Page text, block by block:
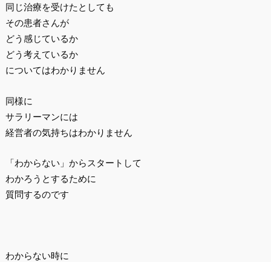
同じ治療を受けたとしても
その患者さんが
どう感じているか
どう考えているか
についてはわかりません
同様に
サラリーマンには
経営者の気持ちはわかりません
「わからない」からスタートして
わかろうとするために
質問するのです
わからない時に